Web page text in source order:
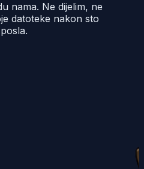
nama. Ne dijelim, ne
datoteke nakon sto